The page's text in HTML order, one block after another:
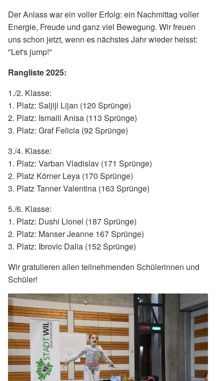
Der Anlass war ein voller Erfolg: ein Nachmittag voller
Energie, Freude und ganz viel Bewegung. Wir freuen
uns schon jetzt, wenn es nächstes Jahr wieder heisst:
"Let's jump!"
Rangliste 2025:
1./2. Klasse:
1. Platz: Saljiji Lijan (120 Sprünge)
2. Platz: Ismaili Anisa (113 Sprünge)
3. Platz: Graf Felicia (92 Sprünge)
3./4. Klasse:
1. Platz: Varban Vladislav (171 Sprünge)
2. Platz Körner Leya (170 Sprünge)
3. Platz Tanner Valentina (163 Sprünge)
5./6. Klasse:
1. Platz: Dushi Lionel (187 Sprünge)
2. Platz: Manser Jeanne 167 Sprünge)
3. Platz: Ibrovic Dalia (152 Sprünge)
Wir gratulieren allen teilnehmenden Schülerinnen und
Schüler!